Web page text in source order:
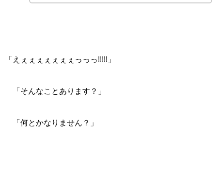
「えぇぇぇぇぇぇぇっっっ!!!!!」
「そんなことあります？」
「何とかなりません？」